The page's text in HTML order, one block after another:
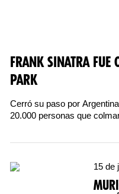
FRANK SINATRA FUE
PARK
Cerró su paso por
20.000 personas que
15 de